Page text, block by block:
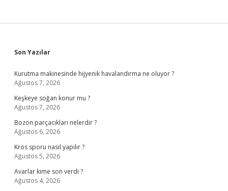
Sidebar
Son Yazılar
Kurutma makinesinde hijyenik havalandırma ne oluyor ?
Ağustos 7, 2026
Keşkeye soğan konur mu ?
Ağustos 7, 2026
Bozon parçacıkları nelerdir ?
Ağustos 6, 2026
Kros sporu nasıl yapılır ?
Ağustos 5, 2026
Avarlar kime son verdi ?
Ağustos 4, 2026